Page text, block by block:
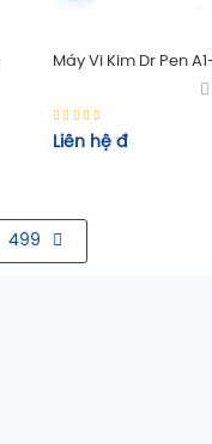
Máy Vi Kim Dr Pen
Liên hệ đ
499